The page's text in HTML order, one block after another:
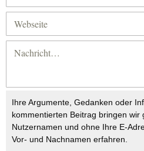
Ihre Argumente, Gedanken oder
kommentierten Beitrag bringen
Nutzernamen und ohne Ihre E-
Vor- und Nachnamen erfahren.